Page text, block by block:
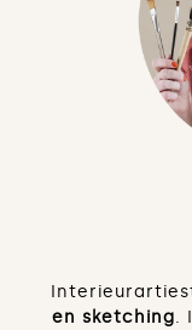
en sketching.